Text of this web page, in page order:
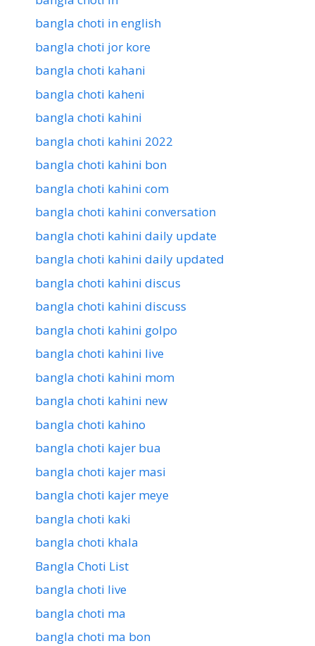
bangla choti in english
bangla choti jor kore
bangla choti kahani
bangla choti kaheni
bangla choti kahini
bangla choti kahini 2022
bangla choti kahini bon
bangla choti kahini com
bangla choti kahini conversation
bangla choti kahini daily update
bangla choti kahini daily updated
bangla choti kahini discus
bangla choti kahini discuss
bangla choti kahini golpo
bangla choti kahini live
bangla choti kahini mom
bangla choti kahini new
bangla choti kahino
bangla choti kajer bua
bangla choti kajer masi
bangla choti kajer meye
bangla choti kaki
bangla choti khala
Bangla Choti List
bangla choti live
bangla choti ma
bangla choti ma bon